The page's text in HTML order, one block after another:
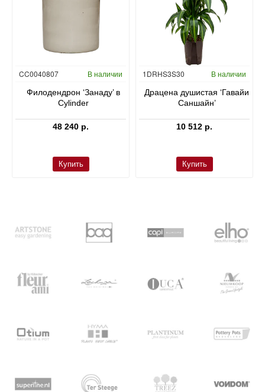
CC0040807 В наличии
Филодендрон ‘Занаду’ в
Cylinder
48 240 р.
Купить
Гидропоника
1DRHS3S30 В наличии
Драцена душистая ‘Гавайи
Саншайн’
10 512 р.
Купить